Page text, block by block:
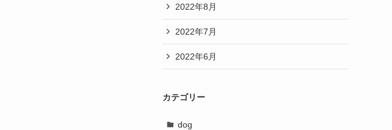
2022年8月
2022年7月
2022年6月
カテゴリー
dog